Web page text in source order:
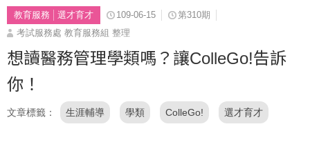
教育服務 選才育才 109-06-15
第310期
考試服務處 教育服務組 整理
想讀醫務管理學類嗎？讓ColleGo!告訴
你！
文章標籤 生涯輔導 學類 ColleGo! 選才育才